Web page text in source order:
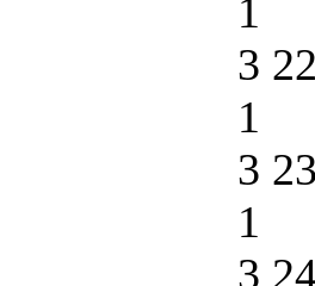
1
3
1
3
1
3